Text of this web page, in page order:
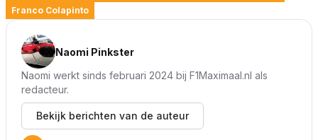
Franco Colapinto
Naomi Pinkster
Naomi werkt sinds februari 2024 bij F1Maximaal.nl als
redacteur.
Bekijk berichten van de auteur